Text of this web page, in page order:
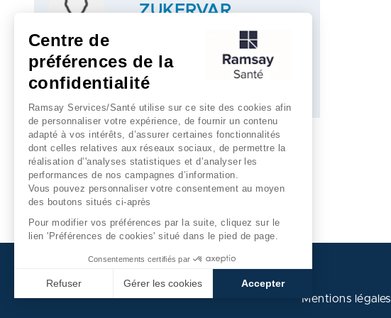
ZUKERVAR
Plus d'infos
Mentions légales
Centre de
préférences de la
confidentialité
Ramsay Services/Santé utilise sur ce site des cookies afin
de personnaliser votre expérience, de fournir un contenu
adapté à vos intérêts, d’assurer certaines fonctionnalités
dont celles relatives aux réseaux sociaux, de permettre la
réalisation d’'analyses statistiques et d’analyser les
performances de nos campagnes d’information.
Vous pouvez personnaliser votre consentement au moyen
des boutons situés ci-après
Pour modifier vos préférences par la suite, cliquez sur le
lien 'Préférences de cookies' situé dans le pied de page.
Consentements certifiés par
Refuser Gérer les cookies Accepter
Plateforme de Gestion du Consentement : Personnalisez vos Options